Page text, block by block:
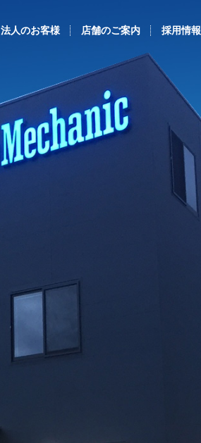
法人のお客様 店舗のご案内 採用情報